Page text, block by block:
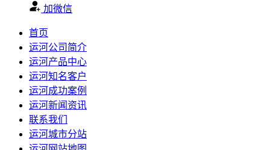
加微信
首页
运河公司简介
运河产品中心
运河知名客户
运河成功案例
运河新闻资讯
联系我们
运河城市分站